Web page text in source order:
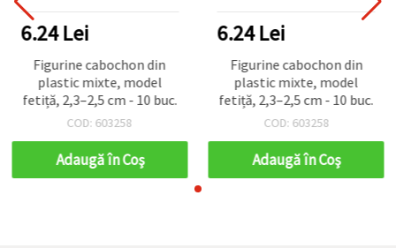
6.24 Lei
Figurine cabochon din
plastic mixte, model
fetiță, 2,3–2,5 cm - 10 buc.
COD: 603258
Adaugă în Coş
6.24 Lei
Figurine cabochon din
plastic mixte, model
fetiță, 2,3–2,5 cm - 10 buc.
COD: 603258
Adaugă în Coş